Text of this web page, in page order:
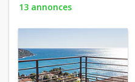
13 annonces